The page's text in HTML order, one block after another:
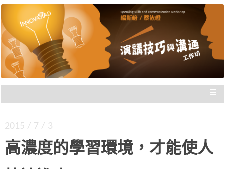
演講技巧與溝通工作坊 |
新思惟國際
楊斯棓與蔡依橙親自講授，理念型
與專業型演講的規劃重點，並有實
際上台互動機會，讓你在與群眾互
≡
2015 / 7 / 3
高濃度的學習環境，才能使人